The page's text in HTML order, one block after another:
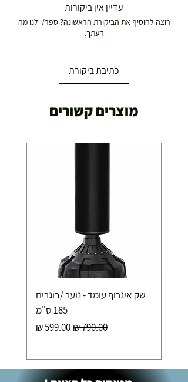
עדיין אין ביקורות
רוצה להוסיף את הביקורת הראשונה? ספר/י לנו מה
דעתך.
כתיבת ביקורת
מוצרים קשורים
שק איגרוף עומד - נוער /בוגרים
185 ס"מ
מחיר רגילמחיר מבצע